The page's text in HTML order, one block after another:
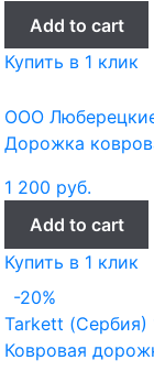
Add to cart
Купить в 1 клик
ООО
Дорожка
1 200 руб.
Add to cart
Купить в 1 клик
-20%
Tarkett (Сербия)
Ковровая